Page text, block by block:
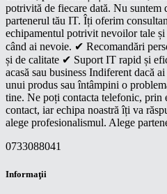
potrivită de fiecare dată. Nu suntem
partenerul tău IT. Îți oferim
echipamentul potrivit nevoilor tale
când ai nevoie. ✔ Recomandări
și de calitate ✔ Suport IT rapid și
acasă sau business Indiferent dacă
unui produs sau întâmpini o
tine. Ne poți contacta telefonic, prin
contact, iar echipa noastră îți va
alege profesionalismul. Alege
0733088041
Informaţii